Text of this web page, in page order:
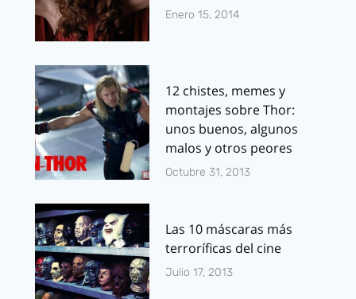
Enero 15, 2014
12 chistes, memes y
montajes sobre Thor:
unos buenos, algunos
malos y otros peores
Octubre 31, 2013
Las 10 máscaras más
terroríficas del cine
Julio 17, 2013